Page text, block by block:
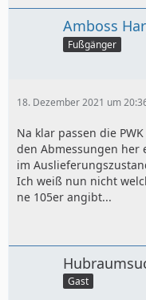
Amboss
Fußgänger
18. Dezember 2021 um
Na klar passen die
den Abmessungen her
im
Ich weiß nun nicht
ne 105er angibt...
Gast